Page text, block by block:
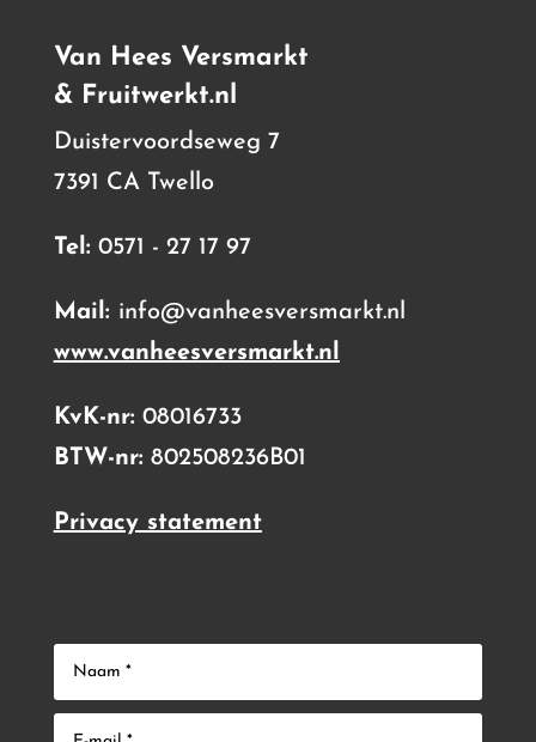
Van Hees Versmarkt
& Fruitwerkt.nl
Duistervoordseweg 7
7391 CA Twello
Tel: 0571 - 27 17 97
Mail: info@vanheesversmarkt.nl
www.vanheesversmarkt.nl
KvK-nr: 08016733
BTW-nr: 802508236B01
Privacy statement